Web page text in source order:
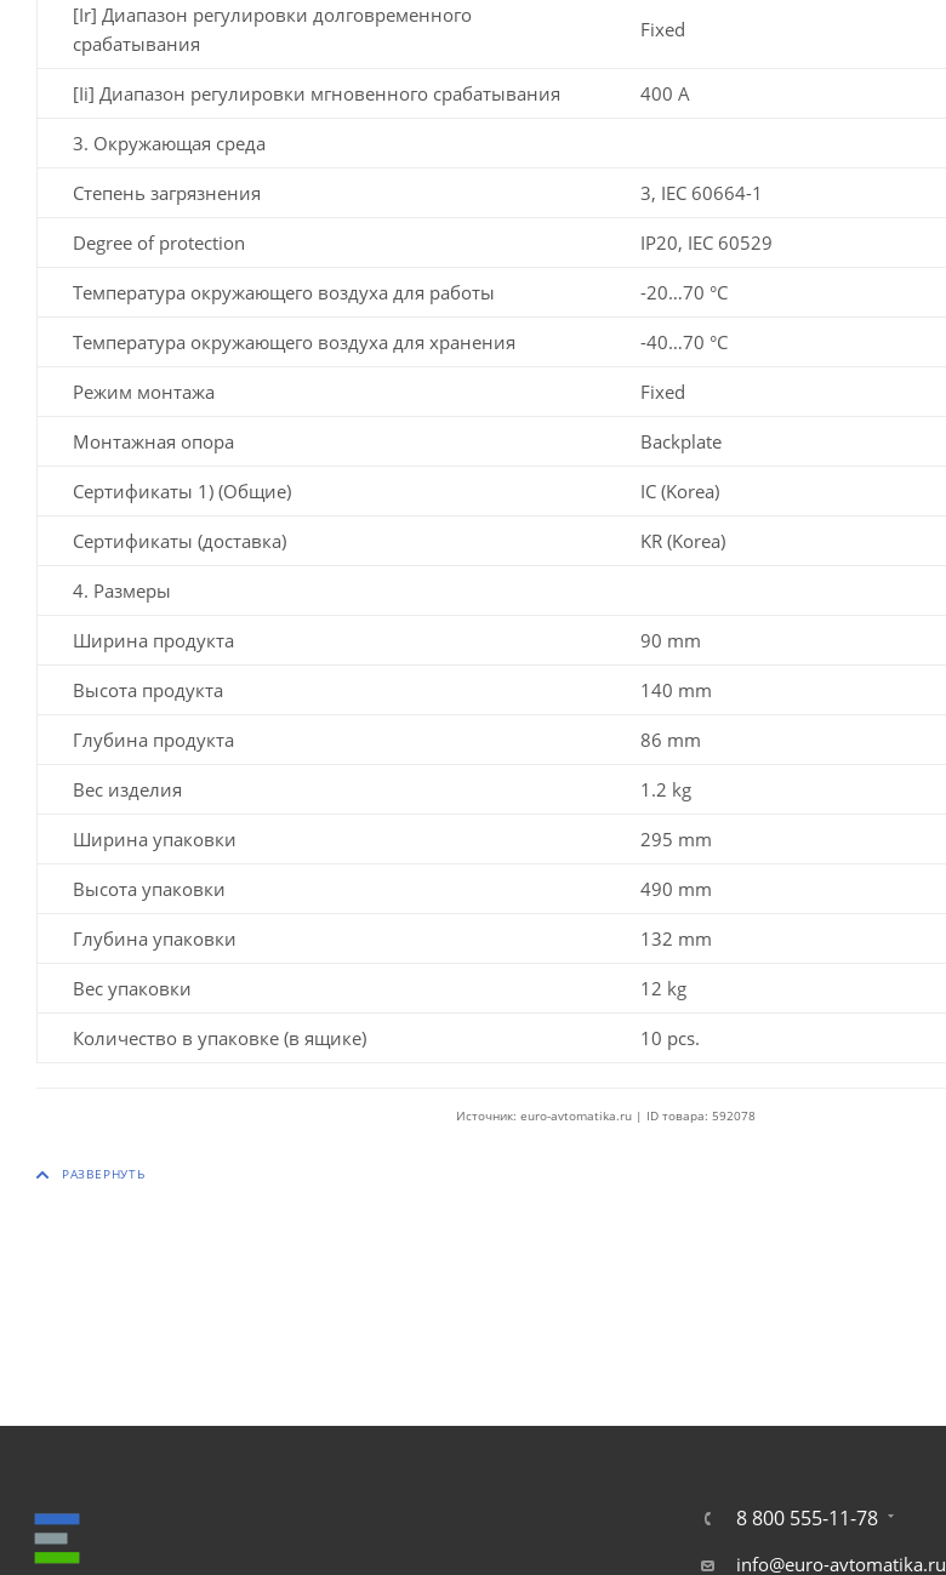
[Ir] Диапазон регулировки долговременного
срабатывания
Fixed
[Ii] Диапазон регулировки мгновенного срабатывания 400 A
3. Окружающая среда
Степень загрязнения 3, IEC 60664-1
Degree of protection IP20, IEC 60529
Температура окружающего воздуха для работы -20…70 °C
Температура окружающего воздуха для хранения -40…70 °C
Режим монтажа Fixed
Монтажная опора Backplate
Сертификаты 1) (Общие) IC (Korea)
Сертификаты (доставка) KR (Korea)
4. Размеры
Ширина продукта 90 mm
Высота продукта 140 mm
Глубина продукта 86 mm
Вес изделия 1.2 kg
Ширина упаковки 295 mm
Высота упаковки 490 mm
Глубина упаковки 132 mm
Вес упаковки 12 kg
Количество в упаковке (в ящике) 10 pcs.
Источник: euro-avtomatika.ru | ID товара: 592078
8 800 555-11-78
info@euro-avtomatika.ru